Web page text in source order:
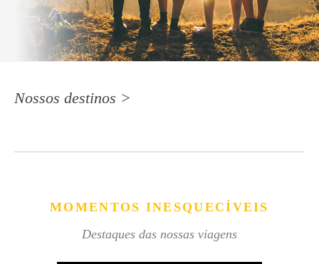
Nossos destinos >
MOMENTOS INESQUECÍVEIS
Destaques das nossas viagens